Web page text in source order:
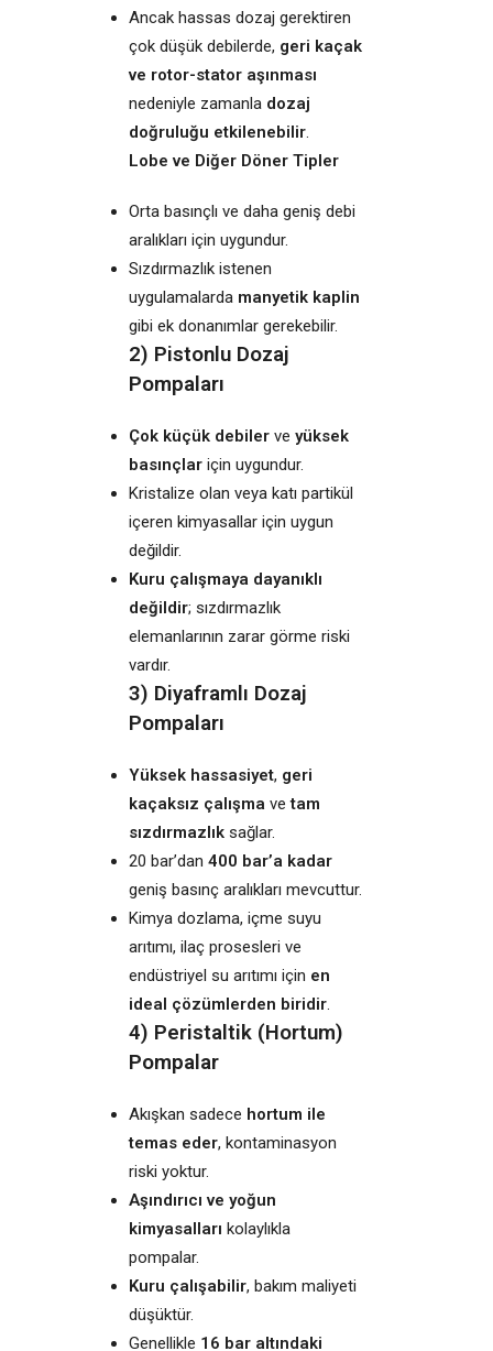
Ancak hassas dozaj gerektiren
çok düşük debilerde, geri kaçak
ve rotor-stator aşınması
nedeniyle zamanla dozaj
doğruluğu etkilenebilir.
Lobe ve Diğer Döner Tipler
Orta basınçlı ve daha geniş debi
aralıkları için uygundur.
Sızdırmazlık istenen
uygulamalarda manyetik kaplin
gibi ek donanımlar gerekebilir.
2) Pistonlu Dozaj
Pompaları
Çok küçük debiler veyüksek
basınçlar için uygundur.
Kristalize olan veya katı partikül
içeren kimyasallar için uygun
değildir.
Kuru çalışmaya dayanıklı
değildir; sızdırmazlık
elemanlarının zarar görme riski
vardır.
3) Diyaframlı Dozaj
Pompaları
Yüksek hassasiyet, geri
kaçaksız çalışma vetam
sızdırmazlık sağlar.
20 bar’dan400 bar’a kadar
geniş basınç aralıkları mevcuttur.
Kimya dozlama, içme suyu
arıtımı, ilaç prosesleri ve
endüstriyel su arıtımı için en
ideal çözümlerden biridir.
4) Peristaltik (Hortum)
Pompalar
Akışkan sadece hortum ile
temas eder, kontaminasyon
riski yoktur.
Aşındırıcı ve yoğun
kimyasalları kolaylıkla
pompalar.
Kuru çalışabilir, bakım maliyeti
düşüktür.
Genellikle 16 bar altındaki